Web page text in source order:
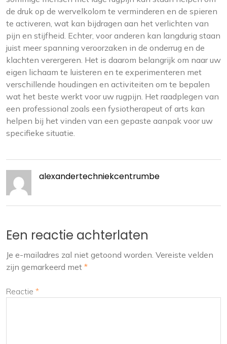
de druk op de wervelkolom te verminderen en de spieren
te activeren, wat kan bijdragen aan het verlichten van
pijn en stijfheid. Echter, voor anderen kan langdurig staan
juist meer spanning veroorzaken in de onderrug en de
klachten verergeren. Het is daarom belangrijk om naar uw
eigen lichaam te luisteren en te experimenteren met
verschillende houdingen en activiteiten om te bepalen
wat het beste werkt voor uw rugpijn. Het raadplegen van
een professional zoals een fysiotherapeut of arts kan
helpen bij het vinden van een gepaste aanpak voor uw
specifieke situatie.
alexandertechniekcentrumbe
Een reactie achterlaten
Je e-mailadres zal niet getoond worden. Vereiste velden
zijn gemarkeerd met *
Reactie *